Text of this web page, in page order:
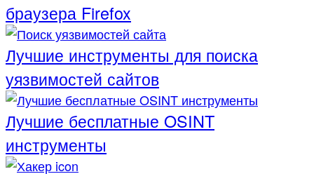
браузера Firefox
Лучшие инструменты для поиска
уязвимостей сайтов
Лучшие бесплатные OSINT
инструменты